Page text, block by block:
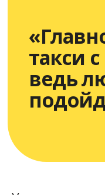
При заказе
одинаковых или
Если детей